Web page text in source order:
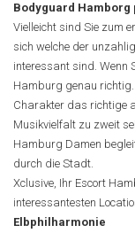
Bodyguard
Vielleicht sind Sie zum
sich welche der
interessant sind. Wenn
Hamburg genau richtig.
Charakter das richtige
Musikvielfalt zu zweit
Hamburg Damen
durch die Stadt.
Xclusive, Ihr Escort
interessantesten
Elbphilharmonie